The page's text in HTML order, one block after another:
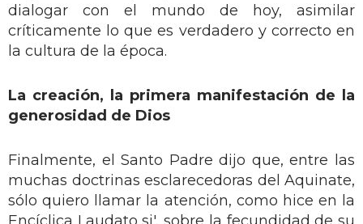
dialogar con el mundo de hoy, asimilar
críticamente lo que es verdadero y correcto en
la cultura de la época.
La creación, la primera manifestación de la
generosidad de Dios
Finalmente, el Santo Padre dijo que, entre las
muchas doctrinas esclarecedoras del Aquinate,
sólo quiero llamar la atención, como hice en la